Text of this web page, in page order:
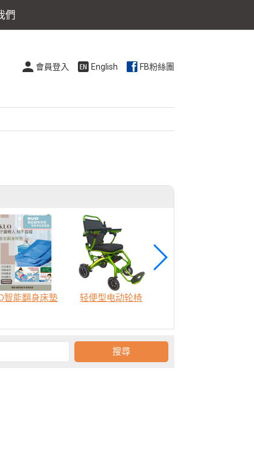
們
會員登入 English FB粉絲團
智能翻身床墊 轻便型电动轮椅